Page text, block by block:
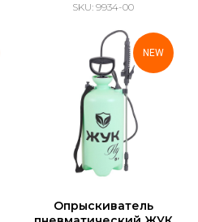
SKU: 9934-00
NEW
Опрыскиватель